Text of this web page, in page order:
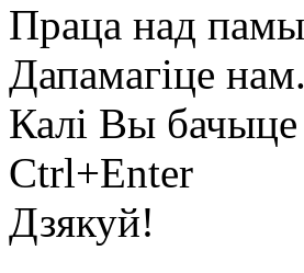
Праца над
Дапамагіце нам.
Калі Вы бачыце
Ctrl+Enter
Дзякуй!